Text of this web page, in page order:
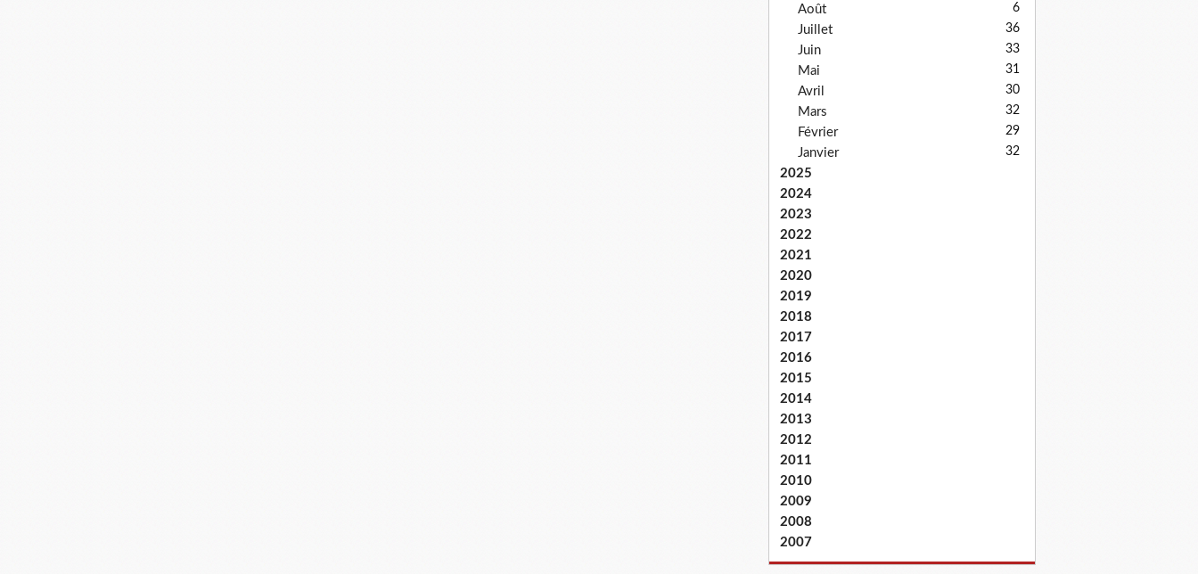
Août
6
Juillet 36
Juin 33
Mai 31
Avril 30
Mars 32
Février 29
Janvier 32
2025
2024
2023
2022
2021
2020
2019
2018
2017
2016
2015
2014
2013
2012
2011
2010
2009
2008
2007